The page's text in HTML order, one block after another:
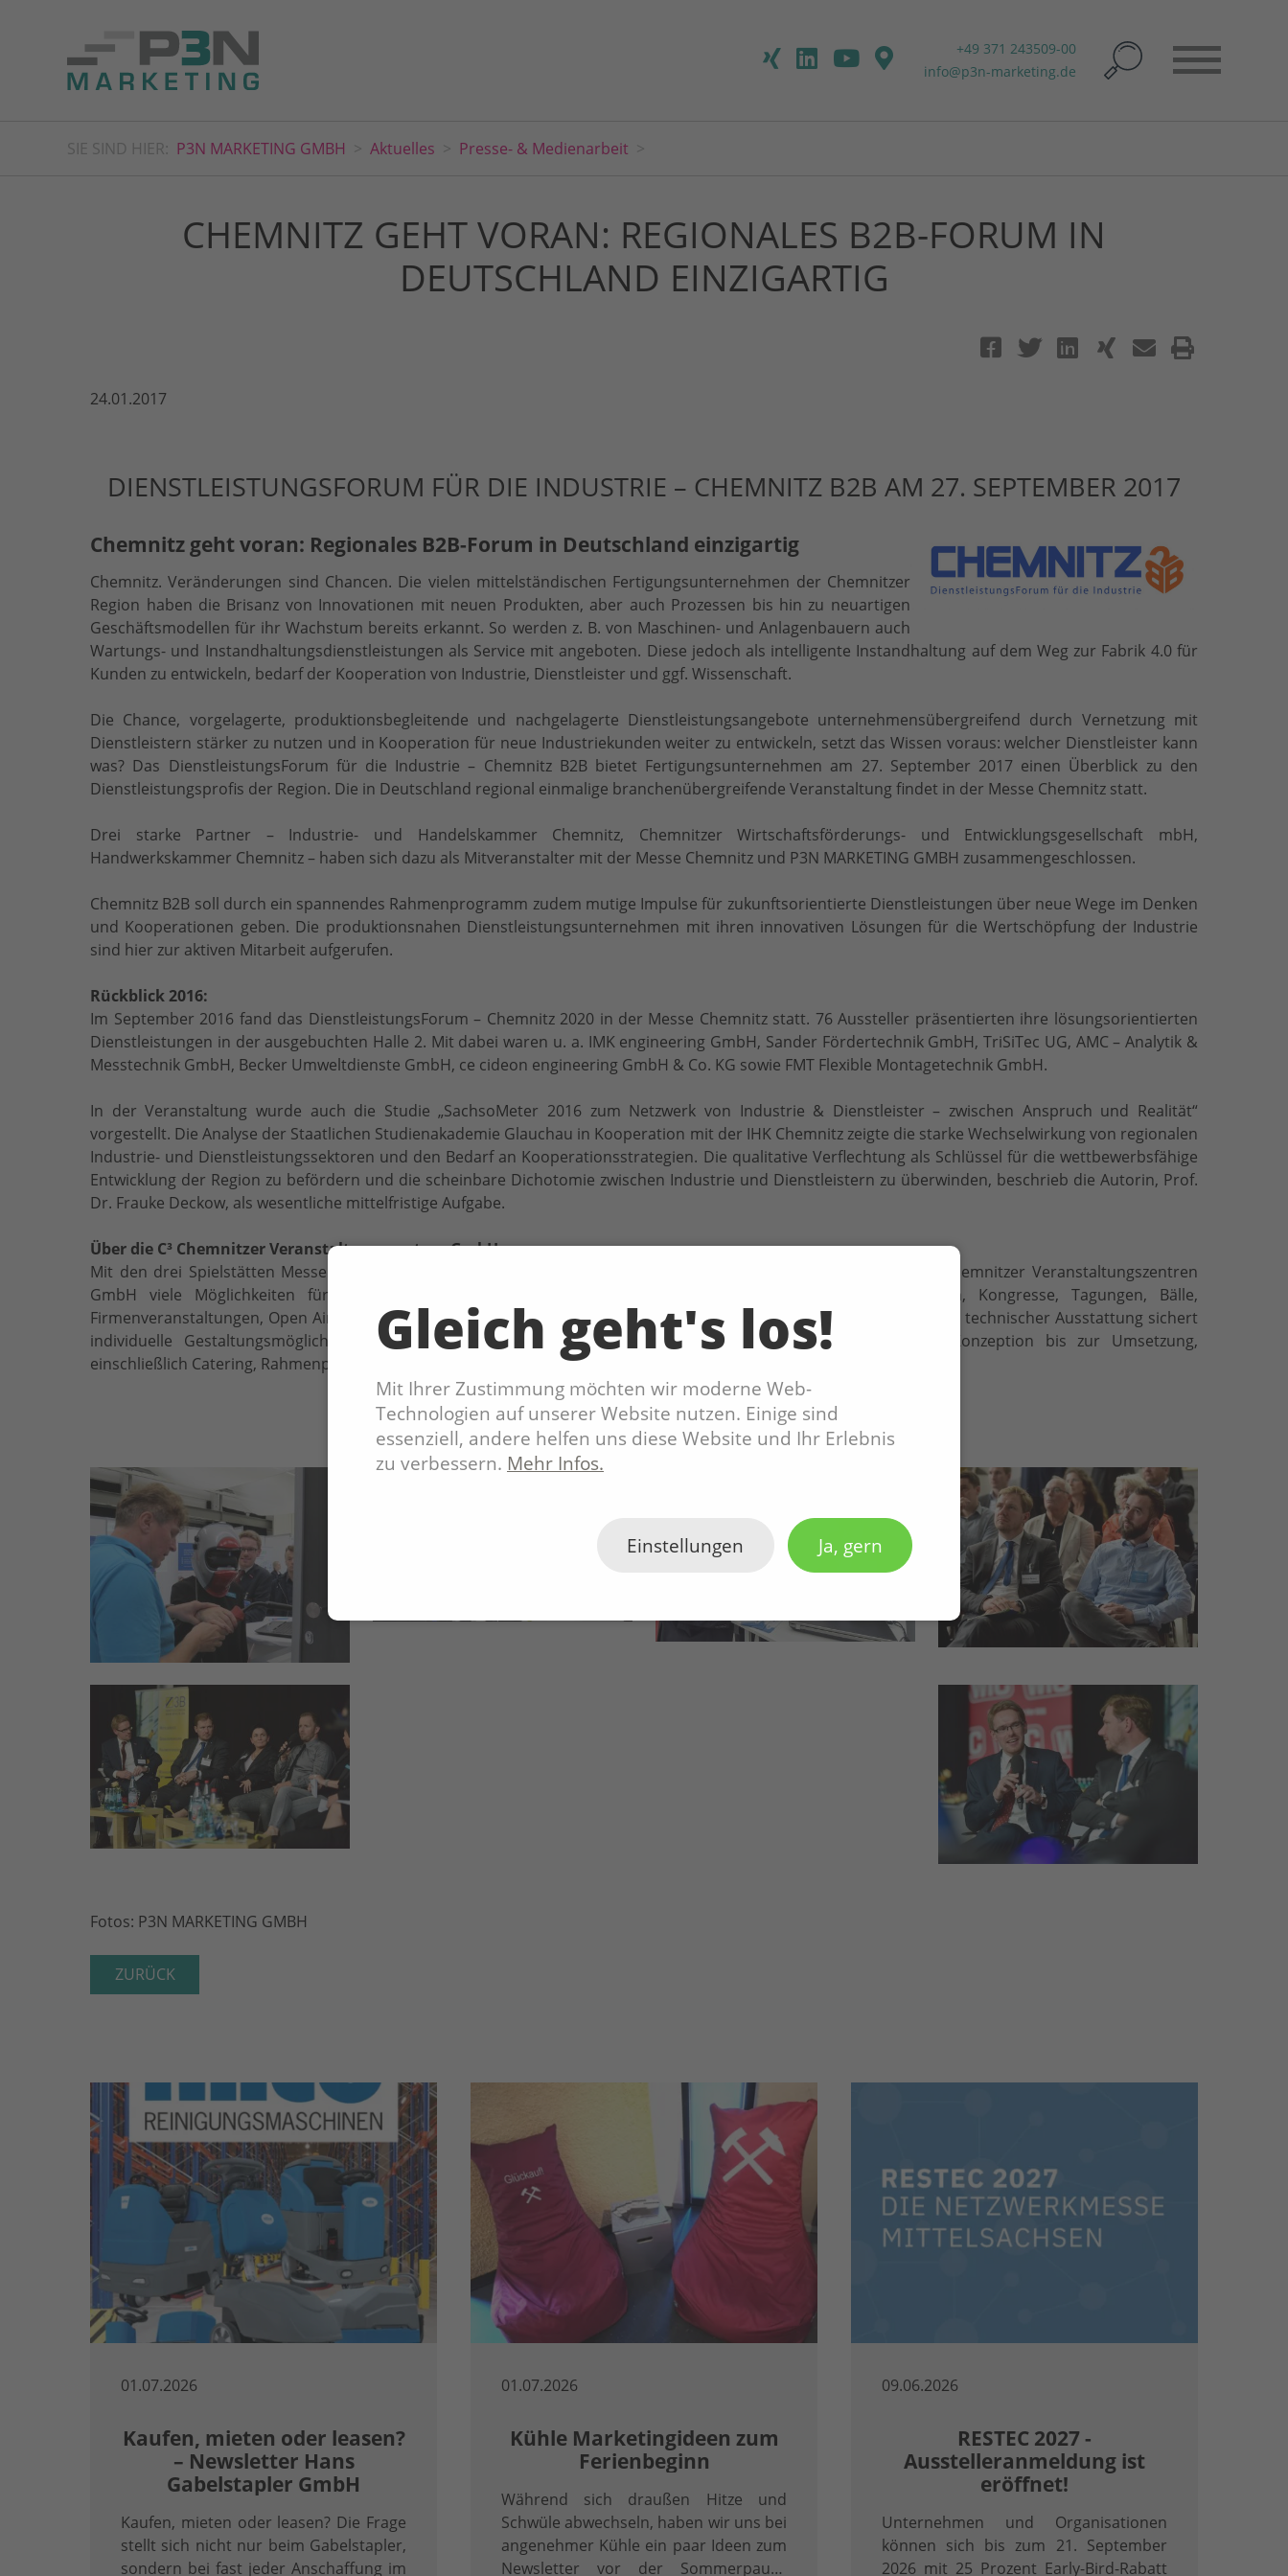
+49 371 243509-00
info@p3n-marketing.de
SIE SIND HIER: P3N MARKETING GMBH Aktuelles Presse- & Medienarbeit
CHEMNITZ GEHT VORAN: REGIONALES B2B-FORUM IN
DEUTSCHLAND EINZIGARTIG
24.01.2017
DIENSTLEISTUNGSFORUM FÜR DIE INDUSTRIE – CHEMNITZ B2B AM 27. SEPTEMBER 2017
Chemnitz geht voran: Regionales B2B-Forum in Deutschland einzigartig
Chemnitz.Veränderungen sind Chancen. Die vielen mittelständischen Fertigungsunternehmen der Chemnitzer
Region haben die Brisanz von Innovationen mit neuen Produkten, aber auch Prozessen bis hin zu neuartigen
Geschäftsmodellen für ihr Wachstum bereits erkannt. So werden z. B. von Maschinen- und Anlagenbauern auch
Wartungs- und Instandhaltungsdienstleistungen als Service mit angeboten. Diese jedoch als intelligente Instandhaltung auf dem Weg zur Fabrik 4.0 für
Kunden zu entwickeln, bedarf der Kooperation von Industrie, Dienstleister und ggf. Wissenschaft.
Die Chance, vorgelagerte, produktionsbegleitende und nachgelagerte Dienstleistungsangebote unternehmensübergreifend durch Vernetzung mit
Dienstleistern stärker zu nutzen und in Kooperation für neue Industriekunden weiter zu entwickeln, setzt das Wissen voraus: welcher Dienstleister kann
was? Das DienstleistungsForum für die Industrie – Chemnitz B2B bietet Fertigungsunternehmen am 27. September 2017 einen Überblick zu den
Dienstleistungsprofis der Region. Die in Deutschland regional einmalige branchenübergreifende Veranstaltung findet in der Messe Chemnitz statt.
Drei starke Partner – Industrie- und Handelskammer Chemnitz, Chemnitzer Wirtschaftsförderungs- und Entwicklungsgesellschaft mbH,
Handwerkskammer Chemnitz – haben sich dazu als Mitveranstalter mit der Messe Chemnitz und P3N MARKETING GMBH zusammengeschlossen.
Chemnitz B2B soll durch ein spannendes Rahmenprogramm zudem mutige Impulse für zukunftsorientierte Dienstleistungen über neue Wege im Denken
und Kooperationen geben. Die produktionsnahen Dienstleistungsunternehmen mit ihren innovativen Lösungen für die Wertschöpfung der Industrie
sind hier zur aktiven Mitarbeit aufgerufen.
Rückblick 2016:
Im September 2016 fand das DienstleistungsForum – Chemnitz 2020 in der Messe Chemnitz statt. 76 Aussteller präsentierten ihre lösungsorientierten
Dienstleistungen in der ausgebuchten Halle 2. Mit dabei waren u. a. IMK engineering GmbH, Sander Fördertechnik GmbH, TriSiTec UG, AMC – Analytik &
Messtechnik GmbH, Becker Umweltdienste GmbH, ce cideon engineering GmbH & Co. KG sowie FMT Flexible Montagetechnik GmbH.
In der Veranstaltung wurde auch die Studie „SachsoMeter 2016 zum Netzwerk von Industrie & Dienstleister – zwischen Anspruch und Realität“
vorgestellt. Die Analyse der Staatlichen Studienakademie Glauchau in Kooperation mit der IHK Chemnitz zeigte die starke Wechselwirkung von regionalen
Industrie- und Dienstleistungssektoren und den Bedarf an Kooperationsstrategien. Die qualitative Verflechtung als Schlüssel für die wettbewerbsfähige
Entwicklung der Region zu befördern und die scheinbare Dichotomie zwischen Industrie und Dienstleistern zu überwinden, beschrieb die Autorin, Prof.
Dr. Frauke Deckow, als wesentliche mittelfristige Aufgabe.
Über die C³ Chemnitzer Veranstaltungszentren GmbH
Mit den drei Spielstätten Messe Chemnitz, Stadthalle Chemnitz und dem Wasserschloss Klaffenbach bietet die C³ Chemnitzer Veranstaltungszentren
GmbH viele Möglichkeiten für Messen und Events aus einer Hand. Egal ob für Konzerte, Shows, Messen, Kongresse, Tagungen, Bälle,
Firmenveranstaltungen, Open Air oder TV-Produktionen – das vielseitig kombinierbare Raumangebot mit hochwertiger technischer Ausstattung sichert
individuelle Gestaltungsmöglichkeiten. Ein erfahrenes Veranstaltungsteam realisiert Veranstaltungen von der Konzeption bis zur Umsetzung,
einschließlich Catering, Rahmenprogramm und Ticketing.
Fotos: P3N MARKETING GMBH
ZURÜCK
01.07.2026
Kaufen, mieten oder leasen?
– Newsletter Hans
Gabelstapler GmbH
Kaufen, mieten oder leasen? Die Frage
stellt sich nicht nur beim Gabelstapler,
sondern bei fast jeder Anschaffung im
01.07.2026
Kühle Marketingideen zum
Ferienbeginn
Während sich draußen Hitze und
Schwüle abwechseln, haben wir uns bei
angenehmer Kühle ein paar Ideen zum
Newsletter vor der Sommerpause
09.06.2026
RESTEC 2027 -
Ausstelleranmeldung ist
eröffnet!
Unternehmen und Organisationen
können sich bis zum 21. September
2026 mit 25 Prozent Early-Bird-Rabatt
Gleich geht's los!
Mit Ihrer Zustimmung möchten wir moderne Web-
Technologien auf unserer Website nutzen. Einige sind
essenziell, andere helfen uns diese Website und Ihr Erlebnis
zu verbessern. Mehr Infos.
Einstellungen Ja, gern